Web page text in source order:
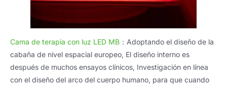
Cama de terapia con luz LED MB ：Adoptando el diseño de la
cabaña de nivel espacial europeo, El diseño interno es
después de muchos ensayos clínicos, Investigación en línea
con el diseño del arco del cuerpo humano, para que cuando